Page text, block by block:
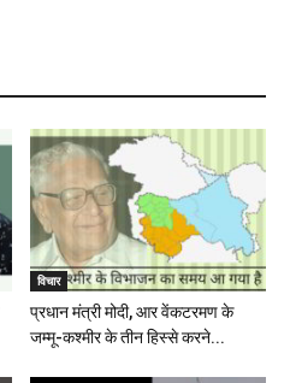
विचार
प्रधान मंत्री मोदी, आर वेंकटरमण के
जम्मू-कश्मीर के तीन हिस्से करने...